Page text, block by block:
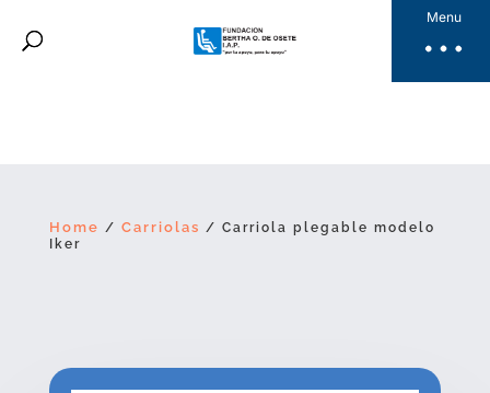
Productos
Dona Aquí
Menu
Home / Carriolas / Carriola plegable modelo
Iker